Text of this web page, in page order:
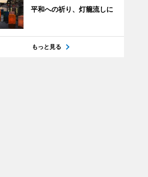
平和への祈り、灯籠流しに
もっと見る